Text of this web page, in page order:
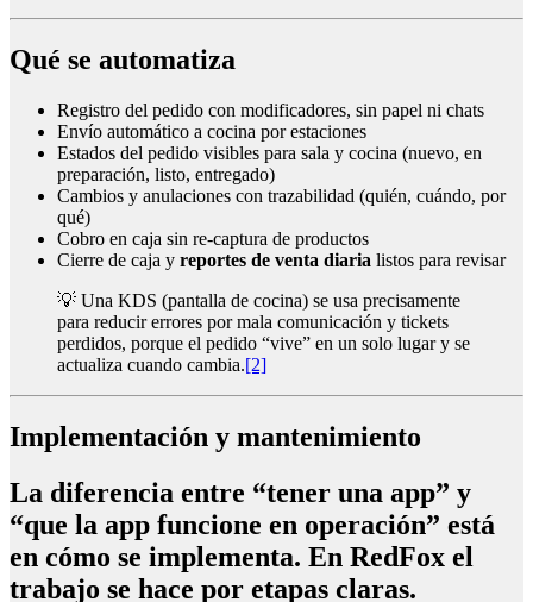
Qué se automatiza
Registro del pedido con modificadores, sin papel ni chats
Envío automático a cocina por estaciones
Estados del pedido visibles para sala y cocina (nuevo, en
preparación, listo, entregado)
Cambios y anulaciones con trazabilidad (quién, cuándo, por
qué)
Cobro en caja sin re-captura de productos
Cierre de caja y reportes de venta diaria listos para revisar
💡 Una KDS (pantalla de cocina) se usa precisamente
para reducir errores por mala comunicación y tickets
perdidos, porque el pedido “vive” en un solo lugar y se
actualiza cuando cambia.[2]
Implementación y mantenimiento
La diferencia entre “tener una app” y
“que la app funcione en operación” está
en cómo se implementa. En RedFox el
trabajo se hace por etapas claras.